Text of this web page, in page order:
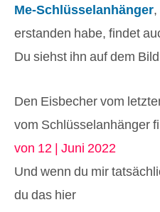
Me-Schlüsselanhänger
erstanden habe, findet
Du siehst ihn auf dem
Den Eisbecher vom
vom Schlüsselanhänger
von 12 | Juni 2022
Und wenn du mir
du das hier